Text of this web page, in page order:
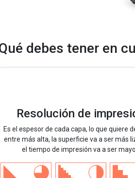
debes tener en
Resolución de
Es el espesor de cada capa, lo que quiere
entre más alta, la superficie va a ser más
el tiempo de impresión va a ser